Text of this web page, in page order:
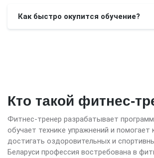
Как быстро окупится обучение?
Кто такой фитнес-
Фитнес-тренер разрабатывает
обучает технике упражнений и помогает
достигать оздоровительных и
Беларуси профессия востребована в